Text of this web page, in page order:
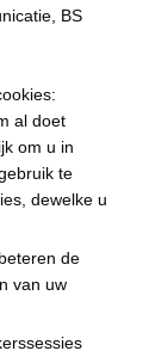
BS
al doet
om u in
te
dewelke u
de
van uw